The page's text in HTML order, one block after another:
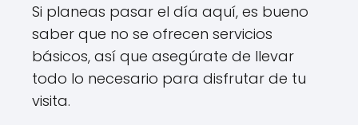
Si planeas pasar el día aquí, es bueno
saber que no se ofrecen servicios
básicos, así que asegúrate de llevar
todo lo necesario para disfrutar de tu
visita.